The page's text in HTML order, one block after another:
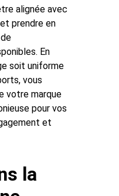
alignée avec
prendre en
En
soit uniforme
vous
votre marque
pour vos
et
la